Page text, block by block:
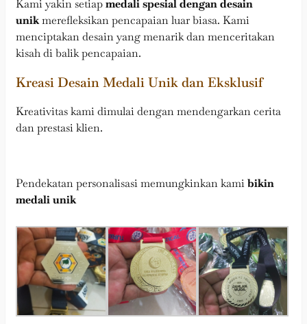
Kami yakin setiapmedali spesial dengan desain
unikmerefleksikan pencapaian luar biasa. Kami
menciptakan desain yang menarik dan menceritakan
kisah di balik pencapaian.
Kreasi Desain Medali Unik dan Eksklusif
Kreativitas kami dimulai dengan mendengarkan cerita
dan prestasi klien.
Pendekatan personalisasi memungkinkan kamibikin
medali unik